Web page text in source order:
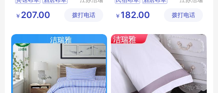
民宿布草
有限公司
￥ 207.00 拨打电话
客房布草
有限公司
￥ 182.00 拨打电话